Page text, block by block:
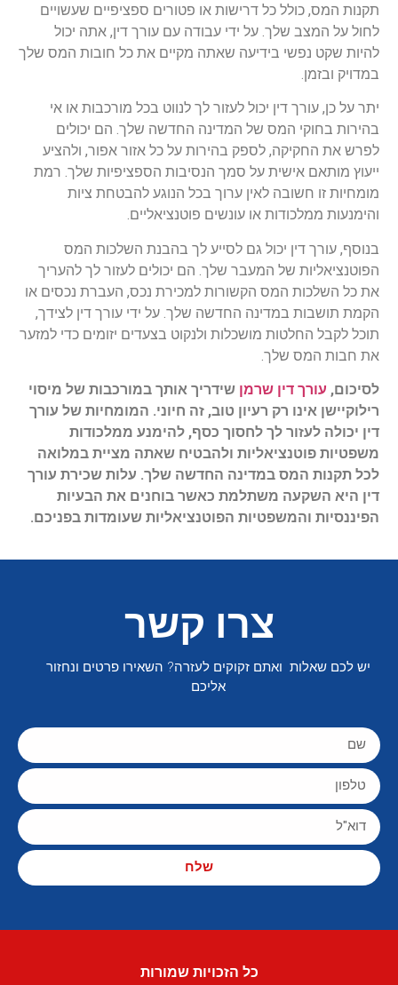
תקנות המס, כולל כל דרישות או פטורים ספציפיים שעשויים
לחול על המצב שלך. על ידי עבודה עם עורך דין, אתה יכול
להיות שקט נפשי בידיעה שאתה מקיים את כל חובות המס שלך
במדויק ובזמן.
יתר על כן, עורך דין יכול לעזור לך לנווט בכל מורכבות או אי
בהירות בחוקי המס של המדינה החדשה שלך. הם יכולים
לפרש את החקיקה, לספק בהירות על כל אזור אפור, ולהציע
ייעוץ מותאם אישית על סמך הנסיבות הספציפיות שלך. רמת
מומחיות זו חשובה לאין ערוך בכל הנוגע להבטחת ציות
והימנעות ממלכודות או עונשים פוטנציאליים.
בנוסף, עורך דין יכול גם לסייע לך בהבנת השלכות המס
הפוטנציאליות של המעבר שלך. הם יכולים לעזור לך להעריך
את כל השלכות המס הקשורות למכירת נכס, העברת נכסים או
הקמת תושבות במדינה החדשה שלך. על ידי עורך דין לצידך,
תוכל לקבל החלטות מושכלות ולנקוט בצעדים יזומים כדי למזער
את חבות המס שלך.
לסיכום, עורך דין שרמן שידריך אותך במורכבות של מיסוי
רילוקיישן אינו רק רעיון טוב, זה חיוני. המומחיות של עורך
דין יכולה לעזור לך לחסוך כסף, להימנע ממלכודות
משפטיות פוטנציאליות ולהבטיח שאתה מציית במלואה
לכל תקנות המס במדינה החדשה שלך. עלות שכירת עורך
דין היא השקעה משתלמת כאשר בוחנים את הבעיות
הפיננסיות והמשפטיות הפוטנציאליות שעומדות בפניכם.
צרו קשר
יש לכם שאלות ואתם זקוקים לעזרה? השאירו פרטים ונחזור
אליכם
שלח
כל הזכויות שמורות